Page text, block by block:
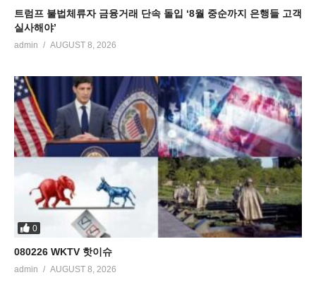
트럼프 불법체류자 금융거래 단속 돌입 ‘8월 중순까지 은행들 고객
실사해야’
admin AUGUST 8, 2026
0
080226 WKTV 핫이슈
admin AUGUST 8, 2026